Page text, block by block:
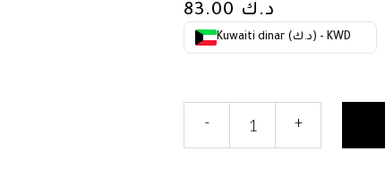
د.ك
Kuwaiti dinar (د.ك) - KWD
أفياتور
- +